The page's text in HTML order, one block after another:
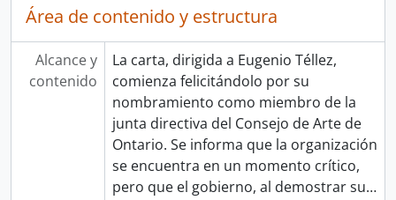
Área de contenido y estructura
Alcance y
contenido
La carta, dirigida a Eugenio Téllez,
comienza felicitándolo por su
nombramiento como miembro de la
junta directiva del Consejo de Arte de
Ontario. Se informa que la organización
se encuentra en un momento crítico,
pero que el gobierno, al demostrar su…